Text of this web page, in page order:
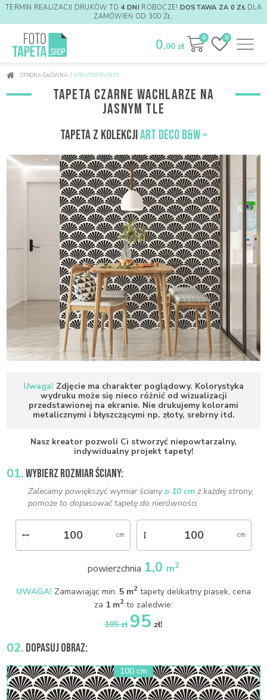
TERMIN REALIZACJI DRUKÓW TO 4 DNI ROBOCZE! DOSTAWA ZA 0 ZŁDLA
ZAMÓWIEŃ OD 300 ZŁ.
0
0
0,00 zł
STRONA GŁÓWNA / KREATOR TAPETY
TAPETA CZARNE WACHLARZE NA
JASNYM TLE
TAPETA Z KOLEKCJIART DECO B&W »
Uwaga! Zdjęcie ma charakter poglądowy. Kolorystyka
wydruku może się nieco różnić od wizualizacji
przedstawionej na ekranie. Nie drukujemy kolorami
metalicznymi i błyszczącymi np. złoty, srebrny itd.
Nasz kreator pozwoli Ci stworzyć niepowtarzalny,
indywidualny projekt tapety!
01.WYBIERZ ROZMIAR ŚCIANY:
Zalecamy powiększyć wymiar ścianyo 10 cm z każdej strony,
pomoże to dopasować tapetę do nierówności.
powierzchnia 1,0 m2
UWAGA! Zamawiając min. 5 m2 tapety delikatny piasek, cena
za 1 m2 to zaledwie:
105 zł 95 zł!
02. DOPASUJ OBRAZ: